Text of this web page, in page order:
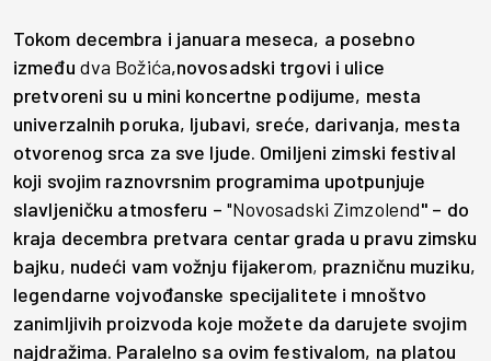
Tokom decembra i januara meseca, a posebno
između dva Božića,novosadski trgovi i ulice
pretvoreni su u mini koncertne podijume, mesta
univerzalnih poruka, ljubavi, sreće, darivanja, mesta
otvorenog srca za sve ljude. Omiljeni zimski festival
koji svojim raznovrsnim programima upotpunjuje
slavljeničku atmosferu – "Novosadski Zimzolend" – do
kraja decembra pretvara centar grada u pravu zimsku
bajku, nudeći vam vožnju fijakerom, prazničnu muziku,
legendarne vojvođanske specijalitete i mnoštvo
zanimljivih proizvoda koje možete da darujete svojim
najdražima. Paralelno sa ovim festivalom, na platou